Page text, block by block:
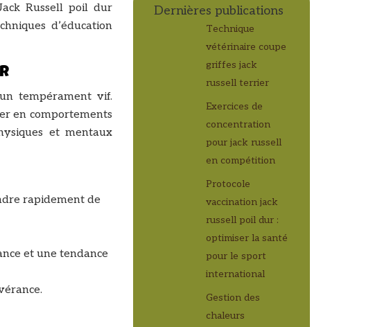
Russell poil dur
d’éducation
tempérament vif.
en comportements
et mentaux
rapidement de
et une tendance
Dernières publications
Technique
vétérinaire coupe
griffes jack
russell terrier
Exercices de
concentration
pour jack russell
en compétition
Protocole
vaccination jack
russell poil dur :
optimiser la santé
pour le sport
international
Gestion des
chaleurs